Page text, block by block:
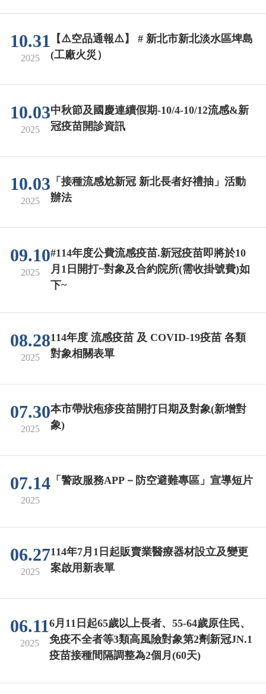
10.31
2025
【⚠️空品通報⚠️】 # 新北市新北淡水區埤島
(工廠火災）
10.03
2025
中秋節及國慶連續假期-10/4-10/12流感&新
冠疫苗開診資訊
10.03
2025
「接種流感尬新冠 新北長者好禮抽」活動
辦法
09.10
2025
#114年度公費流感疫苗.新冠疫苗即將於10
月1日開打~對象及合約院所(需收掛號費)如
下~
08.28
2025
114年度 流感疫苗 及 COVID-19疫苗 各類
對象相關表單
07.30
2025
本市帶狀疱疹疫苗開打日期及對象(新增對
象)
07.14
2025
「警政服務APP－防空避難專區」宣導短片
06.27
2025
114年7月1日起販賣業醫療器材設立及變更
案啟用新表單
06.11
2025
6月11日起65歲以上長者、55-64歲原住民、
免疫不全者等3類高風險對象第2劑新冠JN.1
疫苗接種間隔調整為2個月(60天)